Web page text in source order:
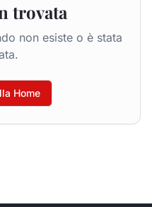
trovata
non esiste o è stata
Home